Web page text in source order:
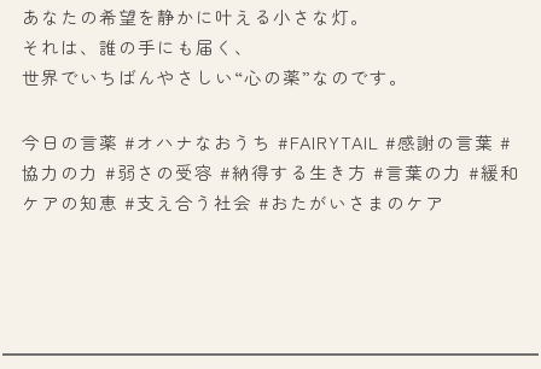
あなたの希望を静かに叶える小さな灯。
それは、誰の手にも届く、
世界でいちばんやさしい“心の薬”なのです。
今日の言薬 #オハナなおうち #FAIRYTAIL #感謝の言葉 #
協力の力 #弱さの受容 #納得する生き方 #言葉の力 #緩和
ケアの知恵 #支え合う社会 #おたがいさまのケア